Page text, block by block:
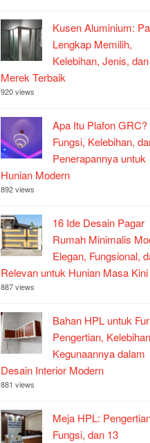
Kusen Aluminium:
Lengkap Memilih,
Kelebihan, Jenis, dan
Merek Terbaik
920 views
Apa Itu Plafon GRC?
Fungsi, Kelebihan,
Penerapannya untuk
Hunian Modern
892 views
16 Ide Desain Pagar
Rumah Minimalis
Elegan, Fungsional,
Relevan untuk Hunian Masa Kini
887 views
Bahan HPL untuk
Pengertian,
Kegunaannya dalam
Desain Interior Modern
881 views
Meja HPL:
Fungsi, dan 13